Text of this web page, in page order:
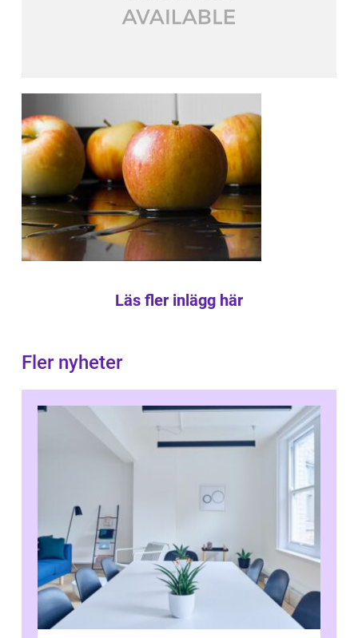
Läs fler inlägg här
Fler nyheter